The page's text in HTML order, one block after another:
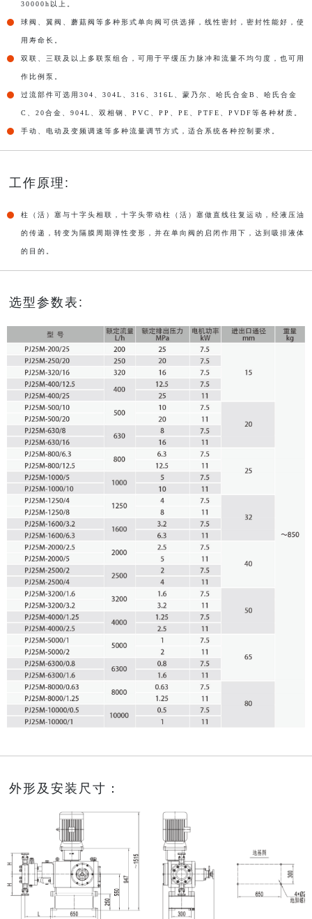
30000h以上。
球阀、翼阀、蘑菇阀等多种形式单向阀可供选择，线性密封，密封性能好，使
用寿命长。
双联、三联及以上多联泵组合，可用于平缓压力脉冲和流量不均匀度，也可用
作比例泵。
过流部件可选用304、304L、316、316L、蒙乃尔、哈氏合金B、哈氏合金
C、20合金、904L、双相钢、PVC、PP、PE、PTFE、PVDF等各种材质。
手动、电动及变频调速等多种流量调节方式，适合系统各种控制要求。
工作原理:
柱（活）塞与十字头相联，十字头带动柱（活）塞做直线往复运动，经液压油
的传递，转变为隔膜周期弹性变形，并在单向阀的启闭作用下，达到吸排液体
的目的。
选型参数表:
外形及安装尺寸：